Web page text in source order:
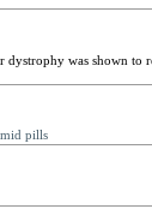
dystrophy was shown
pills